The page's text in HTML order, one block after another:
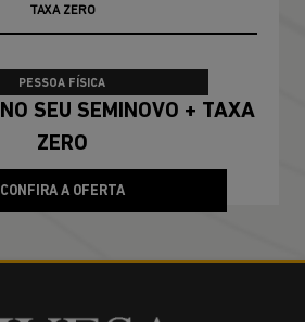
TAXA ZERO
PESSOA FÍSICA
ZERO
CONFIRA A OFERTA